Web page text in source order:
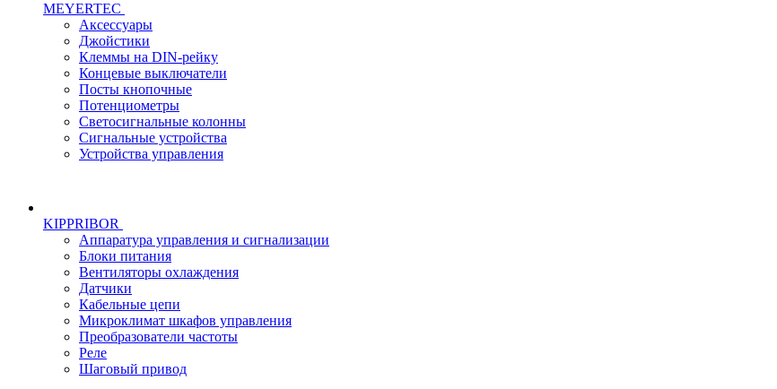
MEYERTEC
Аксессуары
Джойстики
Клеммы на DIN-рейку
Концевые выключатели
Посты кнопочные
Потенциометры
Светосигнальные колонны
Сигнальные устройства
Устройства управления
KIPPRIBOR
Аппаратура управления и сигнализации
Блоки питания
Вентиляторы охлаждения
Датчики
Кабельные цепи
Микроклимат шкафов управления
Преобразователи частоты
Реле
Шаговый привод